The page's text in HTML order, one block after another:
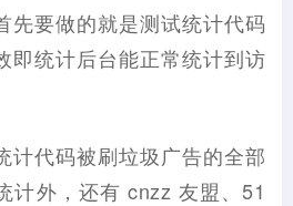
先要做的就是测试统计代码
即统计后台能正常统计到访
计代码被刷垃圾广告的全部
计外，还有 cnzz 友盟、51